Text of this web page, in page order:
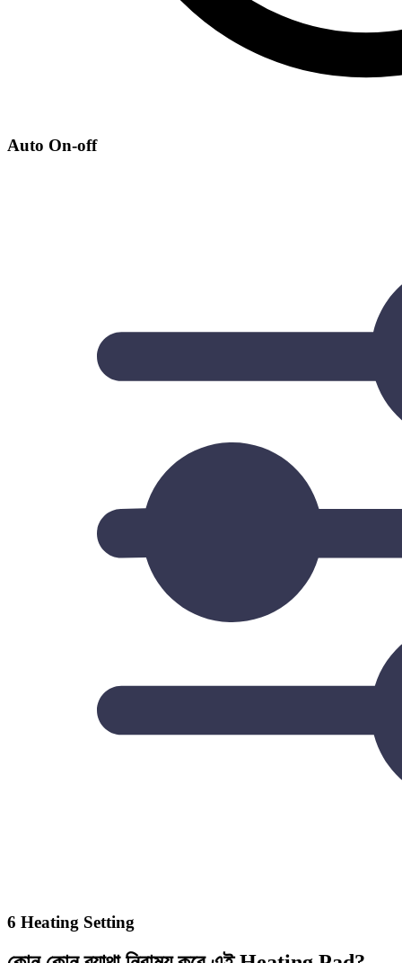
Auto On-off​
6 Heating Setting​